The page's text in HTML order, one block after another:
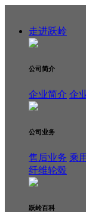
走进跃岭
公司简介
企业简介 企
公司业务
售后业务 乘
纤维轮毂
跃岭百科